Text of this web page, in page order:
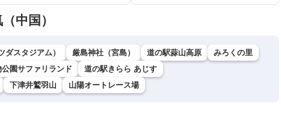
中国）
スタジアム） 厳島神社（宮島） 道の駅蒜山高原
みろくの里
園サファリランド
道の駅きらら あじす
下津井鷲羽山 山陽オートレース場